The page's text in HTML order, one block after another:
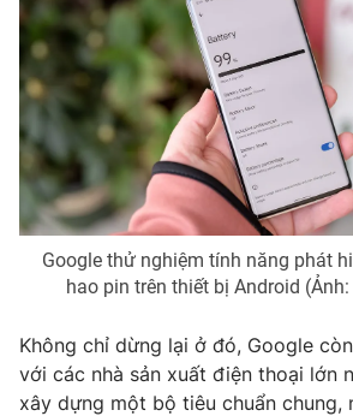
VTV4 Vươn
VTV9 VTV8
Liên hệ tòa soạn English
Google thử nghiệm tính năng phát
hao pin trên thiết bị Android (Ảnh:
Không chỉ dừng lại ở đó, Google
với các nhà sản xuất điện thoại lớn
xây dựng một bộ tiêu chuẩn chung,